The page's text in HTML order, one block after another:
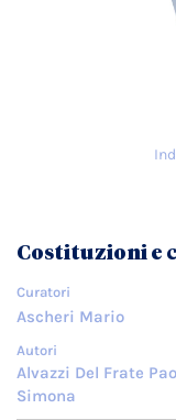
galleria
di
immagini
Costituzioni e
Curatori
Ascheri Mario
Autori
Alvazzi Del Frate
Simona